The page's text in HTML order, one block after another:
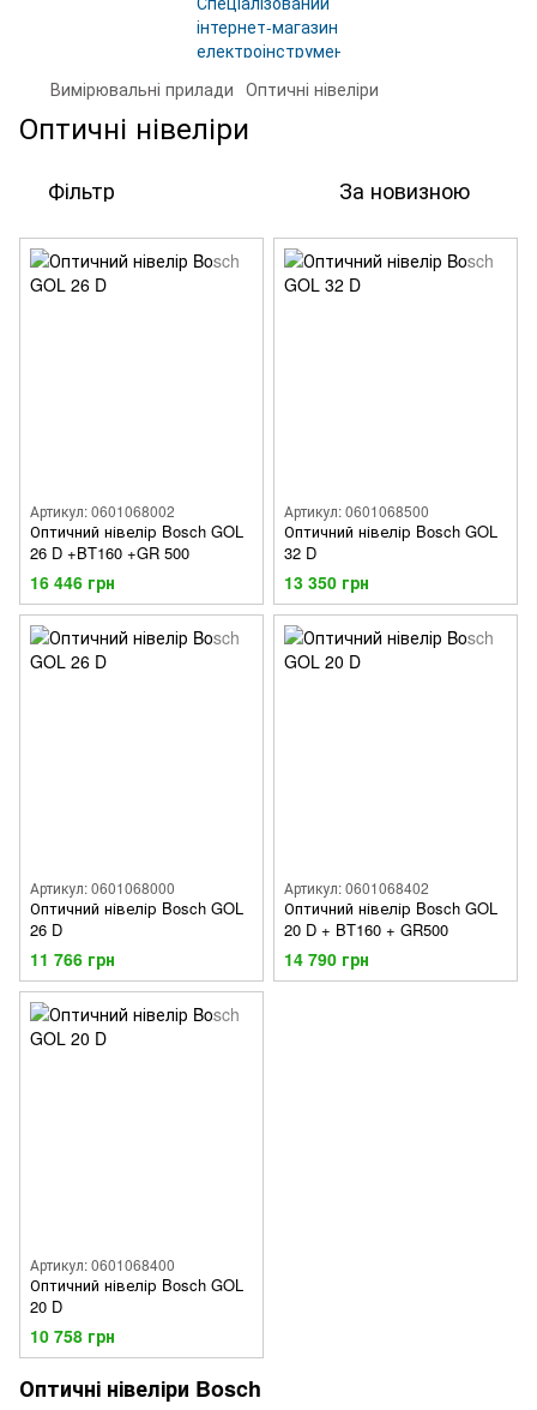
Вимірювальні прилади Оптичні нівеліри
Оптичні нівеліри
Фільтр За новизною
Артикул: 0601068002
Оптичний нівелір Bosch GOL
26 D +BT160 +GR 500
16 446 грн
Артикул: 0601068500
Оптичний нівелір Bosch GOL
32 D
13 350 грн
Артикул: 0601068000
Оптичний нівелір Bosch GOL
26 D
11 766 грн
Артикул: 0601068402
Оптичний нівелір Bosch GOL
20 D + BT160 + GR500
14 790 грн
Артикул: 0601068400
Оптичний нівелір Bosch GOL
20 D
10 758 грн
Оптичні нівеліри Bosch